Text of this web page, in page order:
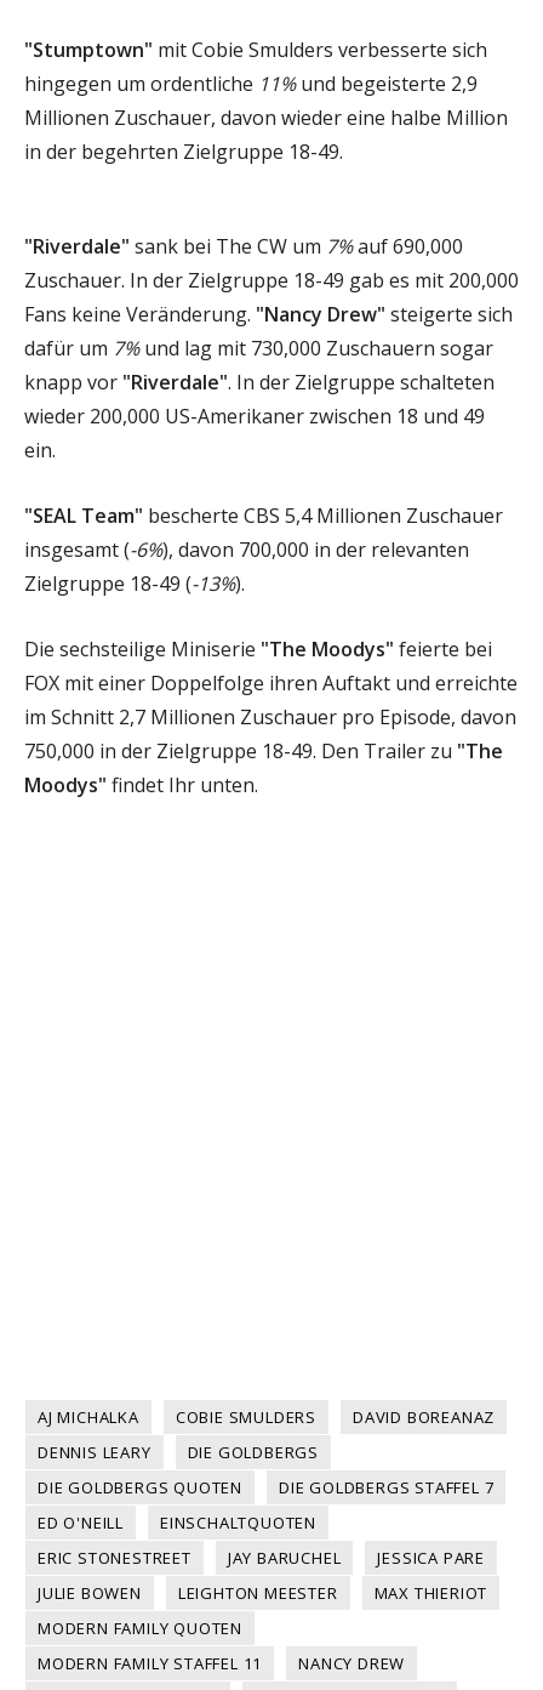
"Stumptown" mit Cobie Smulders verbesserte sich
hingegen um ordentliche 11%und begeisterte 2,9
Millionen Zuschauer, davon wieder eine halbe Million
in der begehrten Zielgruppe 18-49.
"Riverdale" sank bei The CW um 7%auf 690,000
Zuschauer. In der Zielgruppe 18-49 gab es mit 200,000
Fans keine Veränderung. "Nancy Drew" steigerte sich
dafür um 7%und lag mit 730,000 Zuschauern sogar
knapp vor "Riverdale". In der Zielgruppe schalteten
wieder 200,000 US-Amerikaner zwischen 18 und 49
ein.
"SEAL Team" bescherte CBS 5,4 Millionen Zuschauer
insgesamt (-6%), davon 700,000 in der relevanten
Zielgruppe 18-49 (-13%).
Die sechsteilige Miniserie "The Moodys" feierte bei
FOX mit einer Doppelfolge ihren Auftakt und erreichte
im Schnitt 2,7 Millionen Zuschauer pro Episode, davon
750,000 in der Zielgruppe 18-49. Den Trailer zu "The
Moodys" findet Ihr unten.
AJ MICHALKA COBIE SMULDERS
DAVID BOREANAZ
DENNIS LEARY
DIE GOLDBERGS
DIE GOLDBERGS QUOTEN
DIE GOLDBERGS STAFFEL 7
ED O'NEILL
EINSCHALTQUOTEN
ERIC STONESTREET
JAY BARUCHEL
JESSICA PARE
JULIE BOWEN
LEIGHTON MEESTER
MAX THIERIOT
MODERN FAMILY QUOTEN
MODERN FAMILY STAFFEL 11
NANCY DREW